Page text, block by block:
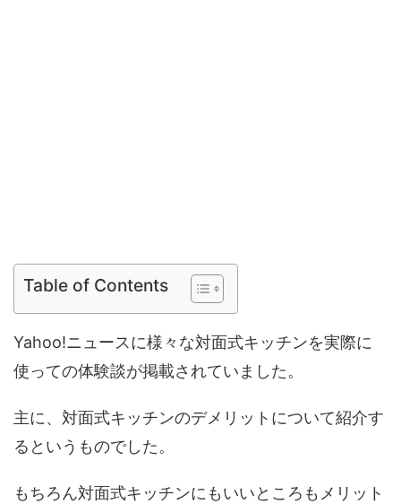
Table of Contents
Yahoo!ニュースに様々な対面式キッチンを実際に
使っての体験談が掲載されていました。
主に、対面式キッチンのデメリットについて紹介す
るというものでした。
もちろん対面式キッチンにもいいところもメリット